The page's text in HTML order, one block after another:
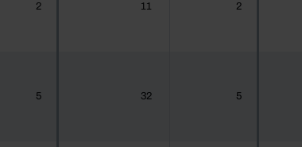
2 11 2
5 32 5